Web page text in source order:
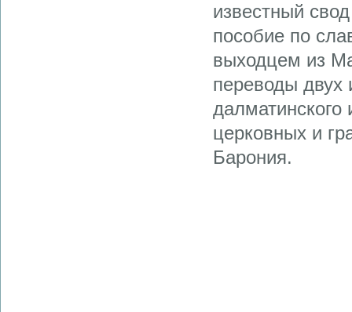
известный
пособие по
выходцем из
переводы двух
церковных и
Барония.